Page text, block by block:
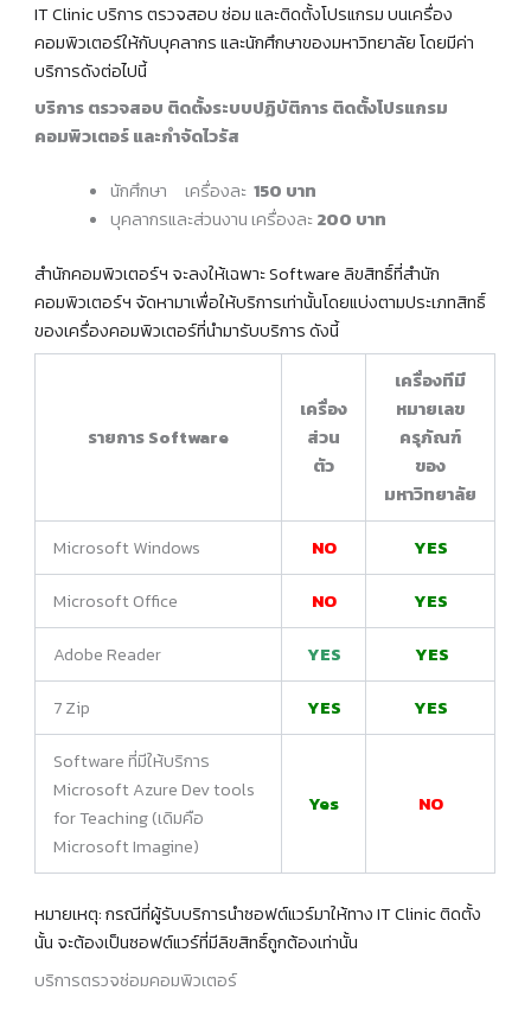
IT Clinic บริการ ตรวจสอบ ซ่อม และติดตั้งโปรแกรม บนเครื่อง
คอมพิวเตอร์ให้กับบุคลากร และนักศึกษาของมหาวิทยาลัย โดยมีค่า
บริการดังต่อไปนี้
บริการ ตรวจสอบ ติดตั้งระบบปฏิบัติการ ติดตั้งโปรแกรม
คอมพิวเตอร์ และกำจัดไวรัส
นักศึกษา เครื่องละ 150 บาท
บุคลากรและส่วนงาน เครื่องละ200 บาท
สำนักคอมพิวเตอร์ฯ จะลงให้เฉพาะ Software ลิขสิทธิ์ที่สำนัก
คอมพิวเตอร์ฯ จัดหามาเพื่อให้บริการเท่านั้นโดยแบ่งตามประเภทสิทธิ์
ของเครื่องคอมพิวเตอร์ที่นำมารับบริการ ดังนี้
รายการ Software
เครื่อง
ส่วน
ตัว
เครื่องทีมี
หมายเลข
ครุภัณฑ์
ของ
มหาวิทยาลัย
Microsoft Windows NO YES
Microsoft Office NO YES
Adobe Reader YES YES
7 Zip YES YES
Software ที่มีให้บริการ
Microsoft Azure Dev tools
for Teaching (เดิมคือ
Microsoft Imagine)
Yes NO
หมายเหตุ: กรณีที่ผู้รับบริการนำซอฟต์แวร์มาให้ทาง IT Clinic ติดตั้ง
นั้น จะต้องเป็นซอฟต์แวร์ที่มีลิขสิทธิ์ถูกต้องเท่านั้น
บริการตรวจซ่อมคอมพิวเตอร์